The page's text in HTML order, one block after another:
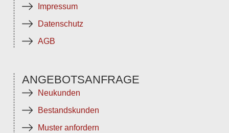
Impressum
Datenschutz
AGB
ANGEBOTSANFRAGE
Neukunden
Bestandskunden
Muster anfordern